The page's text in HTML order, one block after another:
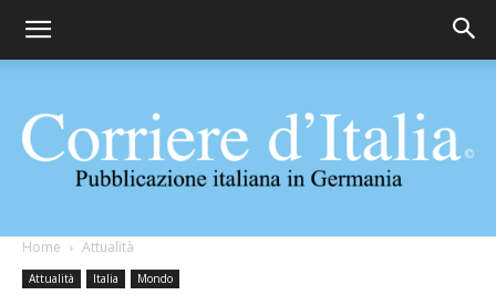
Corriere
Home Attualità
Attualità Italia Mondo